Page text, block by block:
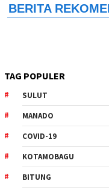
TAG POPULER
SULUT
MANADO
COVID-19
KOTAMOBAGU
BITUNG